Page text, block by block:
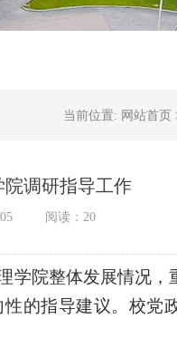
当前位置: 网站首页
调研指导工作
阅读： 20
学院整体发展情况
的指导建议。校党